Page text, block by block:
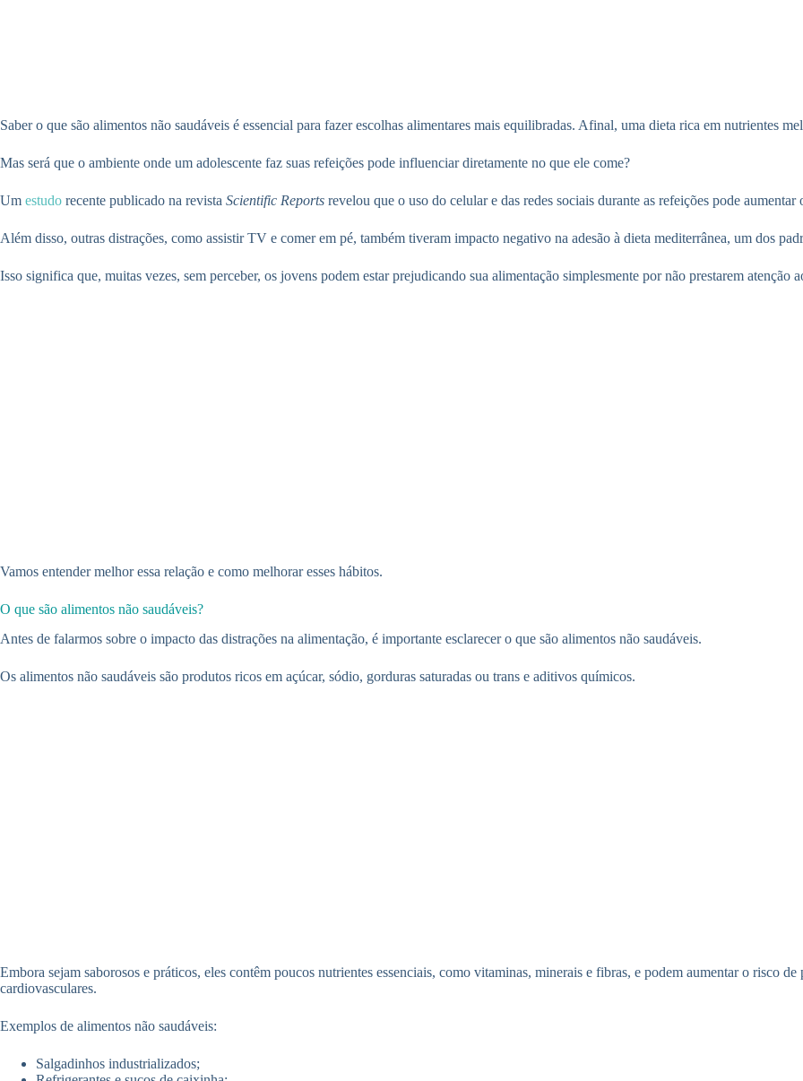
Saber o que são alimentos não saudáveis é essencial para fazer escolhas alimentares mais equilibradas. Afinal, uma dieta rica em nutrientes
Mas será que o ambiente onde um adolescente faz suas refeições pode influenciar diretamente no que ele come?
Um estudo recente publicado na revista Scientific Reports revelou que o uso do celular e das redes sociais durante as refeições pode
Além disso, outras distrações, como assistir TV e comer em pé, também tiveram impacto negativo na adesão à dieta mediterrânea, um dos
Isso significa que, muitas vezes, sem perceber, os jovens podem estar prejudicando sua alimentação simplesmente por não prestarem atenção
Vamos entender melhor essa relação e como melhorar esses hábitos.
O que são alimentos não saudáveis?
Antes de falarmos sobre o impacto das distrações na alimentação, é importante esclarecer o que são alimentos não saudáveis.
Os alimentos não saudáveis são produtos ricos em açúcar, sódio, gorduras saturadas ou trans e aditivos químicos.
Embora sejam saborosos e práticos, eles contêm poucos nutrientes essenciais, como vitaminas, minerais e fibras, e podem aumentar o risco
cardiovasculares.
Exemplos de alimentos não saudáveis:
Salgadinhos industrializados;